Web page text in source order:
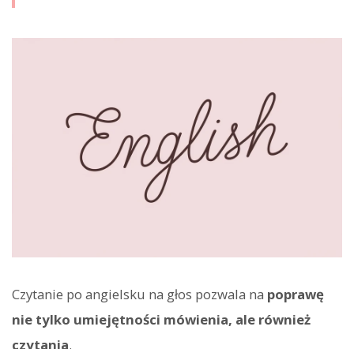
Czytanie po angielsku na głos pozwala na poprawę
nie tylko umiejętności mówienia, ale również
czytania.